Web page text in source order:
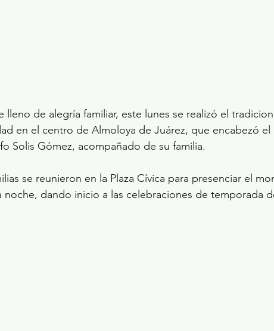
lleno de alegría familiar, este lunes se realizó el
en el centro de Almoloya de Juárez, que encabezó el
Solis Gómez, acompañado de su familia.
se reunieron en la Plaza Cívica para presenciar el
noche, dando inicio a las celebraciones de temporada